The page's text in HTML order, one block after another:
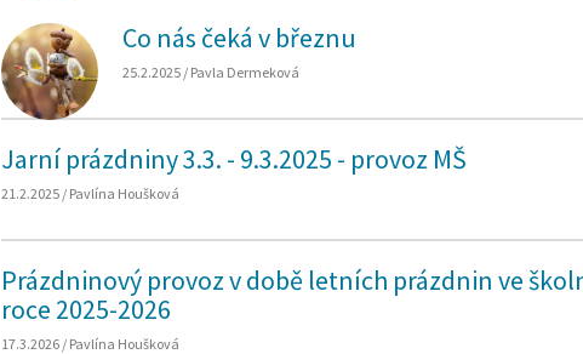
Co nás čeká v březnu
25.2.2025 / Pavla Dermeková
Jarní prázdniny 3.3. - 9.3.2025 - provoz MŠ
21.2.2025 / Pavlína Houšková
Prázdninový provoz v době letních prázdnin ve
roce 2025-2026
17.3.2026 / Pavlína Houšková